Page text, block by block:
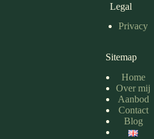
Legal
Privacy
Sitemap
Home
Over mij
Aanbod
Contact
Blog